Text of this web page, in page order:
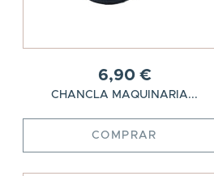
6,90 €
CHANCLA MAQUINARIA...
COMPRAR